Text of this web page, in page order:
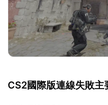
CS2國際版連線失敗主